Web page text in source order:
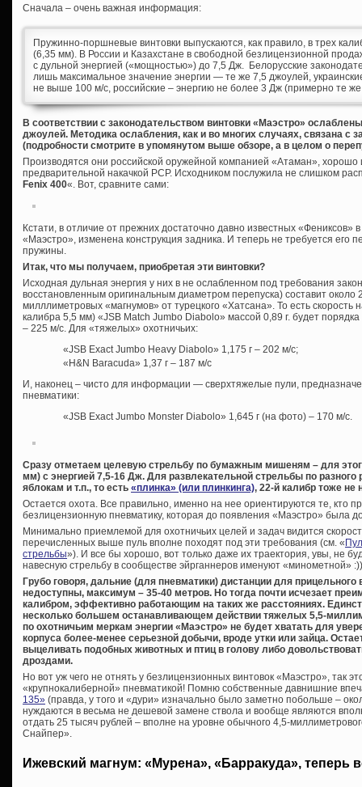
Сначала – очень важная информация:
Пружинно-поршневые винтовки выпускаются, как правило, в трех
(6,35 мм). В России и Казахстане в свободной безлицензионной
с дульной энергией («мощностью») до 7,5 Дж. Белорусские
лишь максимальное значение энергии — те же 7,5 джоулей,
не выше 100 м/с, российские – энергию не более 3 Дж (примерно те
В соответствии с законодательством винтовки «Маэстро»
джоулей. Методика ослабления, как и во многих случаях, связана с
(подробности смотрите в упомянутом выше обзоре, а в целом о
Производятся они российской оружейной компанией «Атаман»,
предварительной накачкой PCP. Исходником послужила не слишком
Fenix 400«. Вот, сравните сами:
Кстати, в отличие от прежних достаточно давно известных «Фениксов»
«Маэстро», изменена конструкция задника. И теперь не требуется его
пружины.
Итак, что мы получаем, приобретая эти винтовки?
Исходная дульная энергия у них в не ослабленном под требования
восстановленным оригинальным диаметром перепуска) составит
милллиметровых «магнумов» от турецкого «Хатсана». То есть скорость
калибра 5,5 мм) «JSB Match Jumbo Diabolo» массой 0,89 г. будет
– 225 м/с. Для «тяжелых» охотничьих:
«JSB Exact Jumbo Heavy Diabolo» 1,175 г – 202 м/с;
«H&N Baracuda» 1,37 г – 187 м/с
И, наконец – чисто для информации — сверхтяжелые пули,
пневматики:
«JSB Exact Jumbo Monster Diabolo» 1,645 г (на фото) – 170 м/с.
Сразу отметаем целевую стрельбу по бумажным мишеням – для
мм) с энергией 7,5-16 Дж. Для развлекательной стрельбы по
яблокам и т.п., то есть «плинка» (или плинкинга), 22-й калибр тоже не
Остается охота. Все правильно, именно на нее ориентируются те, кто
безлицензионную пневматику, которая до появления «Маэстро» была
Минимально приемлемой для охотничьих целей и задач видится
перечисленных выше пуль вполне походят под эти требования (см. «
стрельбы»). И все бы хорошо, вот только даже их траектория, увы, не
навесную стрельбу в сообществе эйрганнеров именуют «минометной»
Грубо говоря, дальние (для пневматики) дистанции для
недоступны, максимум – 35-40 метров. Но тогда почти исчезает
калибром, эффективно работающим на таких же расстояниях.
несколько большем останавливающем действии тяжелых 5,5-
по охотничьим меркам энергии «Маэстро» не будет хватать для
корпуса более-менее серьезной добычи, вроде утки или зайца.
выцеливать подобных животных и птиц в голову либо
дроздами.
Но вот уж чего не отнять у безлицензионных винтовок «Маэстро», так
«крупнокалиберной» пневматикой! Помню собственные давнишние
135» (правда, у того и «дури» изначально было заметно побольше –
нуждаются в весьма не дешевой замене ствола и вообще являются
отдать 25 тысяч рублей – вполне на уровне обычного 4,5-
Снайпер».
Ижевский магнум: «Мурена», «Барракуда», теперь